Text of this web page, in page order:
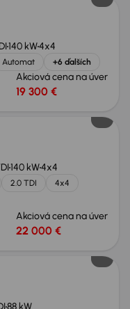
140 kW4x4
Automat +6 ďalších
Akciová cena na úver
19 300 €
140 kW4x4
2.0 TDI
4x4
Akciová cena na úver
22 000 €
88 kW